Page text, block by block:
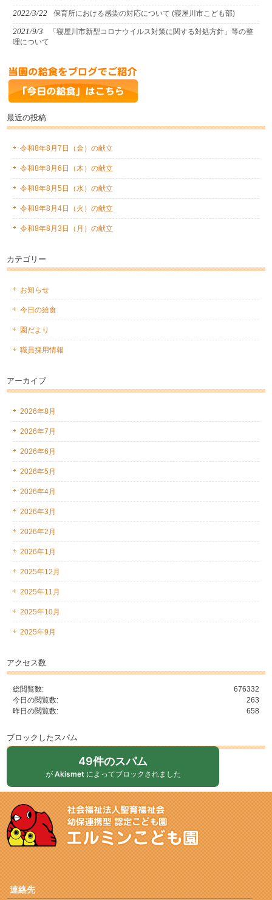
2022/3/22 保育所における感染の対応について (寝屋川市こども部)
2021/9/3
「寝屋川市新型コロナウイルス対策に関する対処方針」等の整
理について
最近の投稿
令和8年8月7日（金）の献立
令和8年8月6日（木）の献立
令和8年8月5日（水）の献立
令和8年8月4日（火）の献立
令和8年8月3日（月）の献立
カテゴリー
お知らせ
今日の給食
園だより
職員採用情報
アーカイブ
2026年8月
2026年7月
2026年6月
2026年5月
2026年4月
2026年3月
2026年2月
2026年1月
2025年12月
2025年11月
2025年10月
2025年9月
アクセス数
676332
総閲覧数:
263
今日の閲覧数:
658
昨日の閲覧数:
ブロックしたスパム
49件のスパム
が Akismet によってブロックされました
連絡先